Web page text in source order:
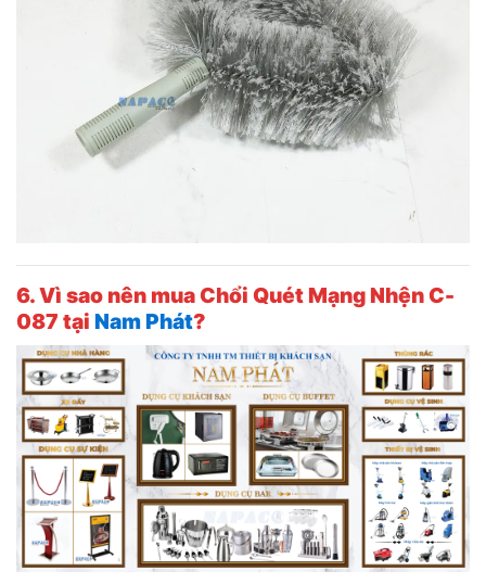
6. Vì sao nên mua Chổi Quét Mạng Nhện C-
087 tại Nam Phát?